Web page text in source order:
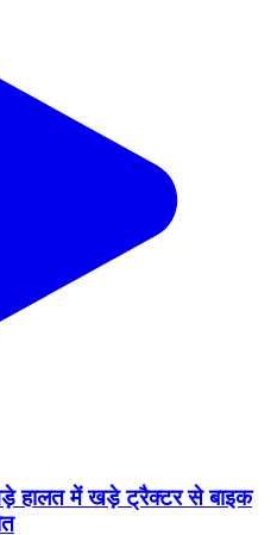
हालत में खड़े ट्रैक्टर से बाइक